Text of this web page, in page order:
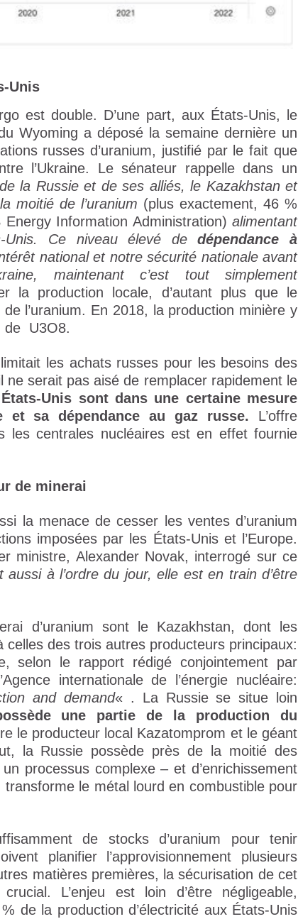
Unis
est double. D’une part, aux États-Unis, le
Wyoming a déposé la semaine dernière un
russes d’uranium, justifié par le fait que
l’Ukraine. Le sénateur rappelle dans un
la Russie et de ses alliés, le Kazakhstan et
moitié de l’uranium (plus exactement, 46 %
Information Administration) alimentant
Unis. Ce niveau élevé dedépendance à
national et notre sécurité nationale avant
maintenant c’est tout simplement
la production locale, d’autant plus que le
l’uranium. En 2018, la production minière y
de U3O8.
les achats russes pour les besoins des
serait pas aisé de remplacer rapidement le
États-Unis sont dans une certaine mesure
et sa dépendance au gaz russe. L’offre
les centrales nucléaires est en effet fournie
de minerai
la menace de cesser les ventes d’uranium
imposées par les États-Unis et l’Europe.
ministre, Alexander Novak, interrogé sur ce
à l’ordre du jour, elle est en train d’être
d’uranium sont le Kazakhstan, dont les
des trois autres producteurs principaux:
selon le rapport rédigé conjointement par
internationale de l’énergie nucléaire:
and demand« . La Russie se situe loin
une partie de la production du
le producteur local Kazatomprom et le géant
la Russie possède près de la moitié des
processus complexe – et d’enrichissement
le métal lourd en combustible pour
de stocks d’uranium pour tenir
planifier l’approvisionnement plusieurs
matières premières, la sécurisation de cet
L’enjeu est loin d’être négligeable,
de la production d’électricité aux États-Unis